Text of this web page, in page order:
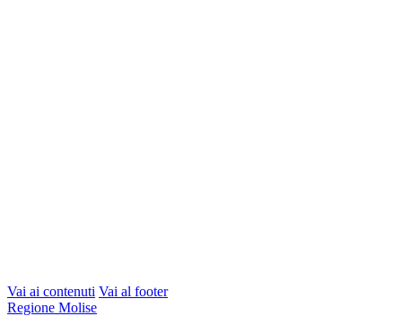
Vai ai contenuti Vai al footer
Regione Molise